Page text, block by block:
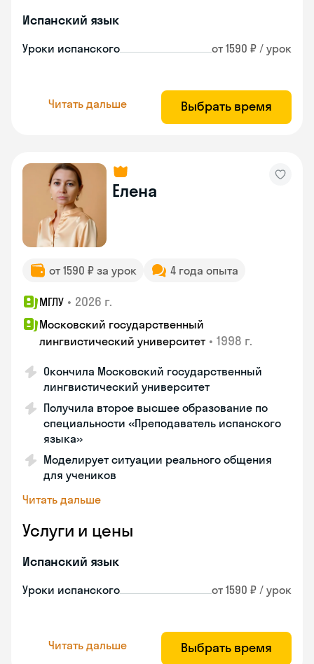
Испанский язык
Уроки испанского от 1590 ₽ / урок
Читать дальше Выбрать время
Елена
от 1590 ₽ за урок 4 года опыта
МГЛУ • 2026 г.
Московский государственный
лингвистический университет • 1998 г.
Окончила Московский государственный
лингвистический университет
Получила второе высшее образование по
специальности «Преподаватель испанского
языка»
Моделирует ситуации реального общения
для учеников
Читать дальше
Услуги и цены
Испанский язык
Уроки испанского от 1590 ₽ / урок
Читать дальше Выбрать время